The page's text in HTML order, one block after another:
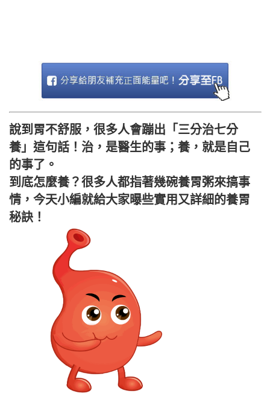
說到胃不舒服，很多人會蹦出「三分治七分
養」這句話！治，是醫生的事；養，就是自己
的事了。
到底怎麼養？很多人都指著幾碗養胃粥來搞事
情，今天小編就給大家曝些實用又詳細的養胃
秘訣！